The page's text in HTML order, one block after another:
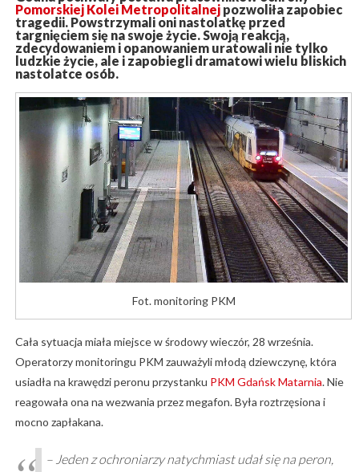
Pomorskiej Kolei Metropolitalnejpozwoliła zapobiec
tragedii. Powstrzymali oni nastolatkę przed
targnięciem się na swoje życie. Swoją reakcją,
zdecydowaniem i opanowaniem uratowali nie tylko
ludzkie życie, ale i zapobiegli dramatowi wielu bliskich
nastolatce osób.
Fot. monitoring PKM
Cała sytuacja miała miejsce w środowy wieczór, 28 września.
Operatorzy monitoringu PKM zauważyli młodą dziewczynę, która
usiadła na krawędzi peronu przystanku PKM Gdańsk Matarnia. Nie
reagowała ona na wezwania przez megafon. Była roztrzęsiona i
mocno zapłakana.
– Jeden z ochroniarzy natychmiast udał się na peron,